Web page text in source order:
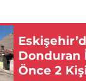
Donduran
Önce 2